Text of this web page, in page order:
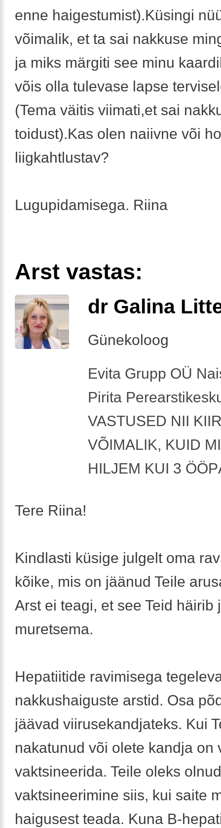
enne haigestumist).Küsingi
võimalik, et ta sai nakkuse
ja miks märgiti see minu
võis olla tulevase lapse
(Tema väitis viimati,et sai
toidust).Kas olen naiivne või
liigkahtlustav?
Lugupidamisega. Riina
Arst vastas:
dr Galina
Günekoloog
Evita Grupp OÜ
Pirita
VASTUSED NII
VÕIMALIK, KUID
HILJEM KUI 3
Tere Riina!
Kindlasti küsige julgelt oma
kõike, mis on jäänud Teile
Arst ei teagi, et see Teid häirib
muretsema.
Hepatiitide ravimisega
nakkushaiguste arstid. Osa
jäävad viirusekandjateks. Kui
nakatunud või olete kandja on
vaktsineerida. Teile oleks
vaktsineerimine siis, kui saite
haigusest teada. Kuna B-